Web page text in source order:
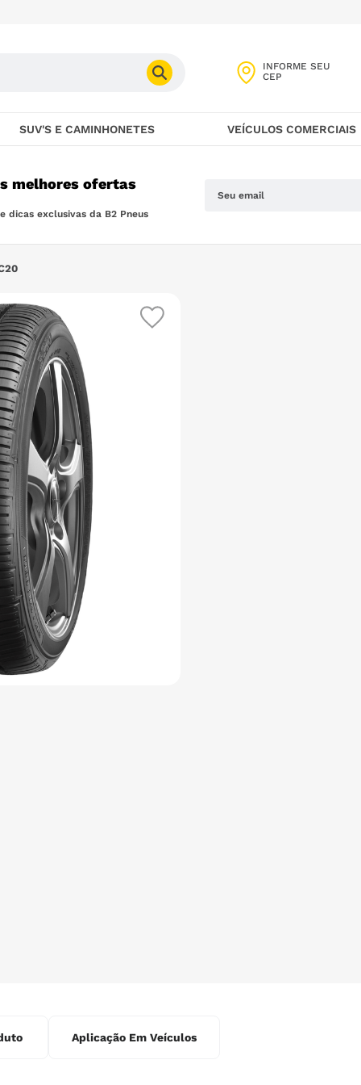
INFORME SEU
CEP
SUV'S E CAMINHONETES VEÍCULOS COMERCIAIS
melhores ofertas
dicas exclusivas da B2 Pneus
Aplicação Em Veículos